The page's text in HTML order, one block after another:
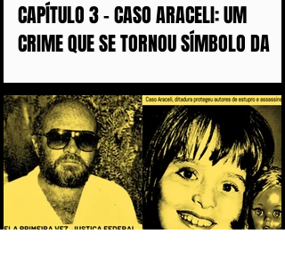
CAPÍTULO 3 - CASO ARACELI: UM
CRIME QUE SE TORNOU SÍMBOLO DA